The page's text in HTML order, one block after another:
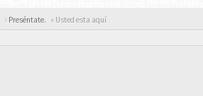
Preséntate. « Usted esta aquí